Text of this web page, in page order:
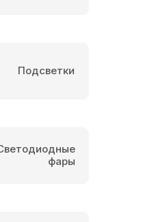
Подсветки
фары